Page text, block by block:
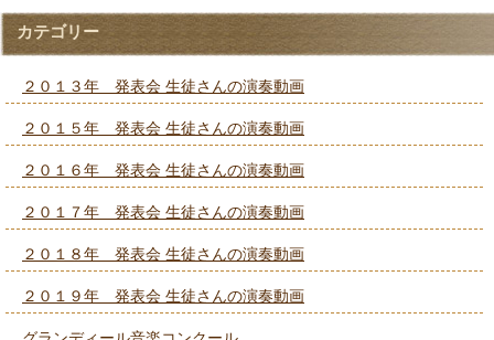
カテゴリー
２０１３年 発表会 生徒さんの演奏動画
２０１５年 発表会 生徒さんの演奏動画
２０１６年 発表会 生徒さんの演奏動画
２０１７年 発表会 生徒さんの演奏動画
２０１８年 発表会 生徒さんの演奏動画
２０１９年 発表会 生徒さんの演奏動画